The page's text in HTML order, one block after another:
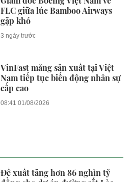
FLC giữa lúc Bamboo Airways
gặp khó
3 ngày trước
VinFast mảng sản xuất tại Việt
Nam tiếp tục biến động nhân sự
cấp cao
08:41 01/08/2026
Đề xuất tăng hơn 86 nghìn tỷ